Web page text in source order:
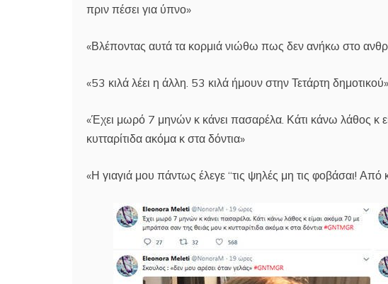
πριν πέσει για ύπνο»
«Βλέποντας αυτά τα κορμιά νιώθω πως δεν ανήκω στο
«53 κιλά λέει η άλλη. 53 κιλά ήμουν στην Τετάρτη δημοτικού»
«Έχει μωρό 7 μηνών κ κάνει πασαρέλα. Κάτι κάνω λάθος κ
κυτταρίτιδα ακόμα κ στα δόντια»
«Η γιαγιά μου πάντως έλεγε “τις ψηλές μη τις φοβάσαι! Από